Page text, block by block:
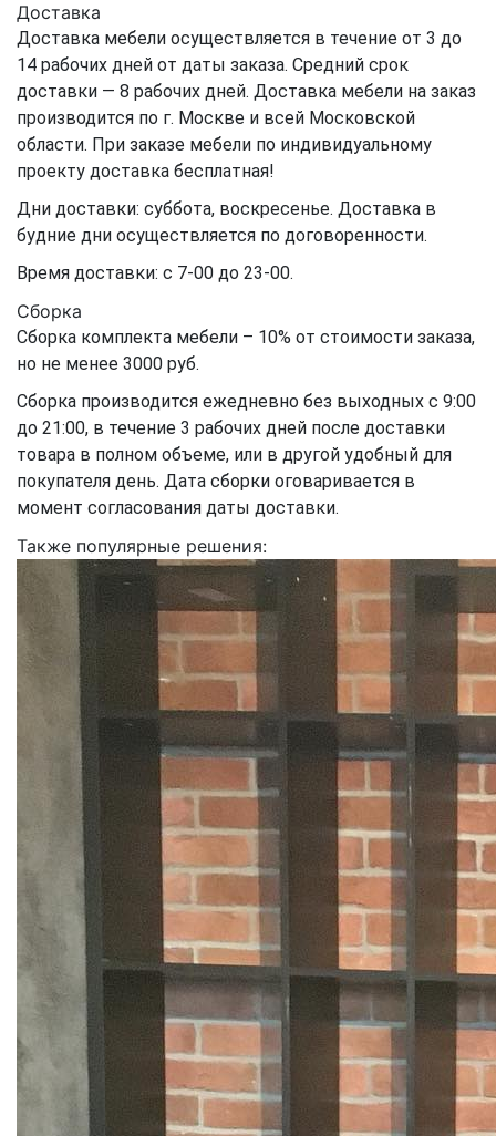
Доставка
Доставка мебели осуществляется в течение от 3 до
14 рабочих дней от даты заказа. Средний срок
доставки — 8 рабочих дней. Доставка мебели на заказ
производится по г. Москве и всей Московской
области. При заказе мебели по индивидуальному
проекту доставка бесплатная!
Дни доставки: суббота, воскресенье. Доставка в
будние дни осуществляется по договоренности.
Время доставки: с 7-00 до 23-00.
Сборка
Сборка комплекта мебели – 10% от стоимости заказа,
но не менее 3000 руб.
Сборка производится ежедневно без выходных с 9:00
до 21:00, в течение 3 рабочих дней после доставки
товара в полном объеме, или в другой удобный для
покупателя день. Дата сборки оговаривается в
момент согласования даты доставки.
Также популярные решения: